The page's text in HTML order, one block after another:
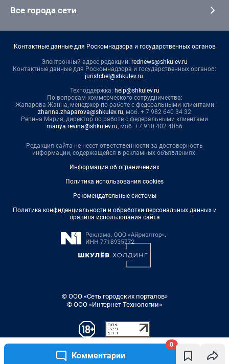
Комментарии
0
Все города сети
Контактные данные для Роскомнадзора и государственных органов
Электронный адрес редакции: rednews@shkulev.ru
Контактные данные для Роскомнадзора и государственных органов:
juristchel@shkulev.ru.
Техподдержка: help@shkulev.ru
По вопросам коммерческого сотрудничества:
Жапарова Жанна, менеджер по работе с федеральными клиентами
zhanna.zhaparova@shkulev.ru, моб. + 7 982 640 34 32
Ревина Мария, директор по работе с федеральными клиентами
mariya.revina@shkulev.ru, моб. +7 910 402 4056
Редакция сайта не несет ответственности за достоверность
информации, содержащейся в рекламных объявлениях.
Информация об ограничениях
Политика использования cookies
Рекомендательные системы
Политика конфиденциальности и обработки персональных данных и
правила использования сайта
© ООО «Сеть городских порталов»
© ООО «Интернет Технологии»